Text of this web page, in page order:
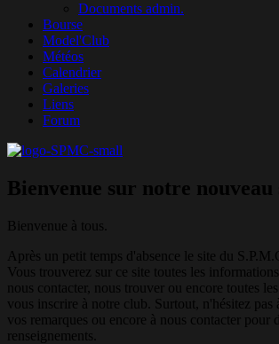
Documents admin.
Bourse
Model'Club
Météos
Calendrier
Galeries
Liens
Forum
Bienvenue sur notre nouveau
Bienvenue à tous.
Après un petit temps d'absence le site du
Vous trouverez sur ce site toutes les informations
nous contacter, nous trouver ou encore toutes
vous inscrire à notre club. Surtout, n'hésitez pas
vos remarques ou encore à nous contacter pour
renseignements.